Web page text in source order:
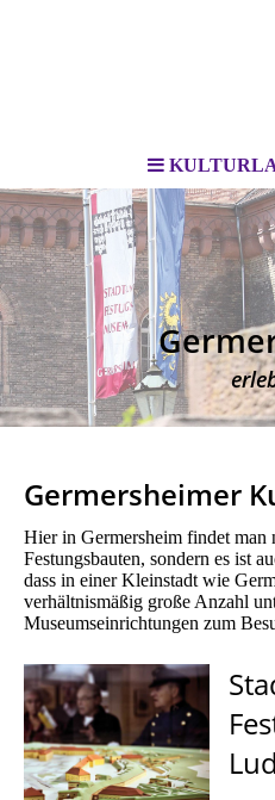
Germersheimer
Hier in Germersheim findet man
Festungsbauten, sondern es ist
dass in einer Kleinstadt wie
verhältnismäßig große Anzahl
Museumseinrichtungen zum